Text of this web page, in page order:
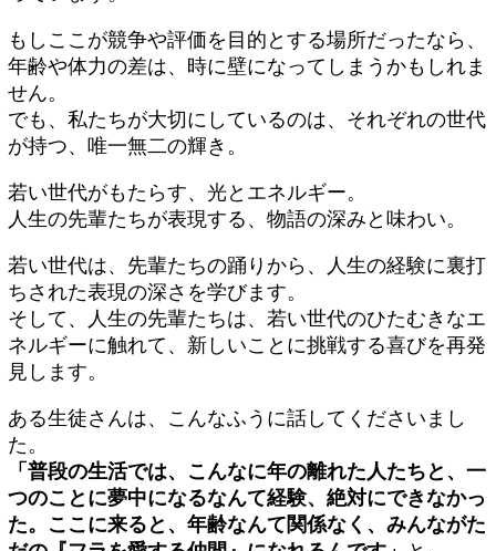
もしここが競争や評価を目的とする場所だったなら、
年齢や体力の差は、時に壁になってしまうかもしれま
せん。
でも、私たちが大切にしているのは、それぞれの世代
が持つ、唯一無二の輝き。
若い世代がもたらす、光とエネルギー。
人生の先輩たちが表現する、物語の深みと味わい。
若い世代は、先輩たちの踊りから、人生の経験に裏打
ちされた表現の深さを学びます。
そして、人生の先輩たちは、若い世代のひたむきなエ
ネルギーに触れて、新しいことに挑戦する喜びを再発
見します。
ある生徒さんは、こんなふうに話してくださいまし
た。
「普段の生活では、こんなに年の離れた人たちと、一
つのことに夢中になるなんて経験、絶対にできなかっ
た。ここに来ると、年齢なんて関係なく、みんながた